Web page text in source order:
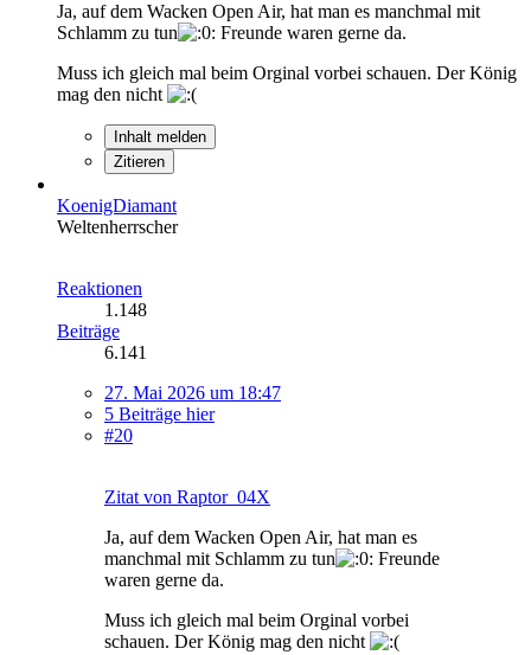
Ja, auf dem Wacken Open Air, hat man es manchmal mit
Schlamm zu tun
Freunde waren gerne da.
Muss ich gleich mal beim Orginal vorbei schauen. Der König
mag den nicht
Inhalt melden
Zitieren
KoenigDiamant
Weltenherrscher
Reaktionen
1.148
Beiträge
6.141
27. Mai 2026 um 18:47
5 Beiträge hier
#20
Zitat von Raptor_04X
Ja, auf dem Wacken Open Air, hat man es
manchmal mit Schlamm zu tun
Freunde
waren gerne da.
Muss ich gleich mal beim Orginal vorbei
schauen. Der König mag den nicht